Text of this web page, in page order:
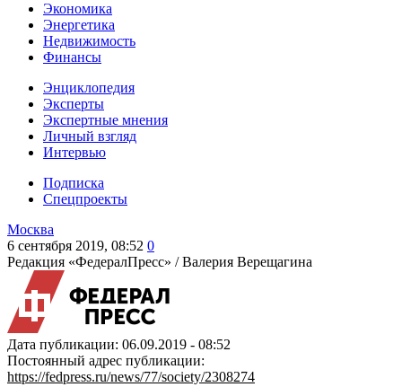
Экономика
Энергетика
Недвижимость
Финансы
Энциклопедия
Эксперты
Экспертные мнения
Личный взгляд
Интервью
Подписка
Спецпроекты
Москва
6 сентября 2019, 08:52 0
Редакция «ФедералПресс» /Валерия Верещагина
Дата публикации: 06.09.2019 - 08:52
Постоянный адрес публикации:
https://fedpress.ru/news/77/society/2308274